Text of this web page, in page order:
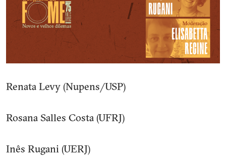
Renata Levy (Nupens/USP)
Rosana Salles Costa (UFRJ)
Inês Rugani (UERJ)